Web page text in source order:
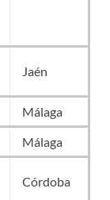
Jaén
Málaga
Málaga
Córdoba